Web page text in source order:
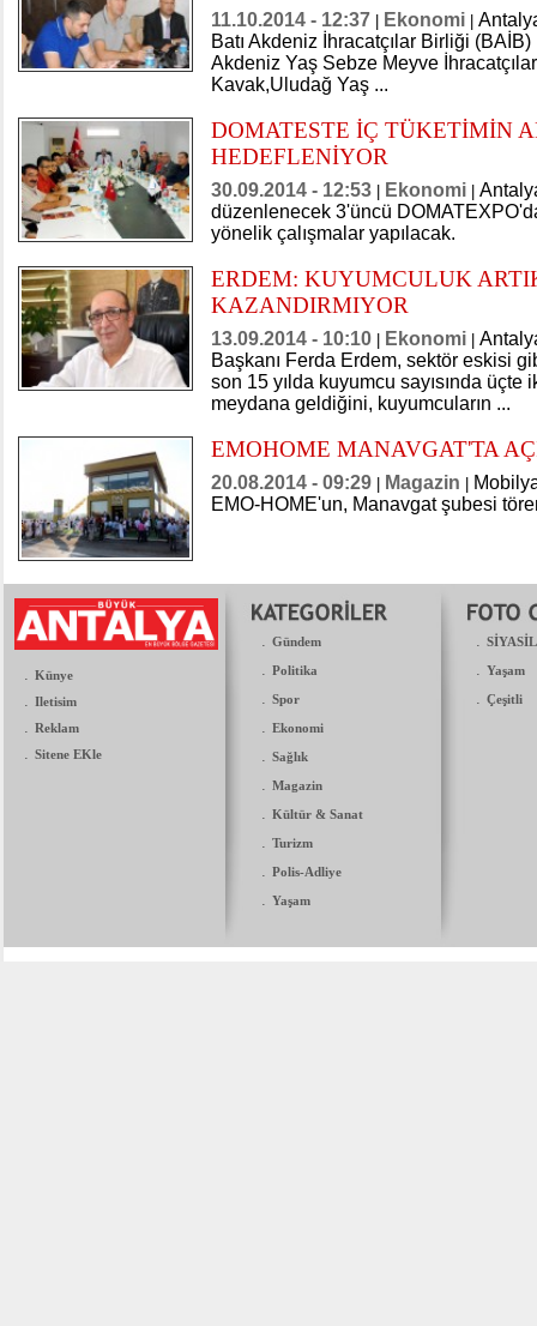
11.10.2014 - 12:37 Ekonomi
Batı Akdeniz İhracatçılar Birliği (BAİB)
Akdeniz Yaş Sebze Meyve
Kavak,Uludağ Yaş ...
DOMATESTE İÇ TÜKETİMİN
HEDEFLENİYOR
30.09.2014 - 12:53 Ekonomi
düzenlenecek 3'üncü
yönelik çalışmalar yapılacak.
ERDEM: KUYUMCULUK
KAZANDIRMIYOR
13.09.2014 - 10:10 Ekonomi
Başkanı Ferda Erdem, sektör eskisi
son 15 yılda kuyumcu sayısında üçte
meydana geldiğini, kuyumcuların ...
​EMOHOME MANAVGAT'TA
20.08.2014 - 09:29 Magazin
EMO-HOME'un, Manavgat şubesi
. Künye
. Iletisim
. Reklam
. Sitene EKle
. Gündem
. Politika
. Spor
. Ekonomi
. Sağlık
. Magazin
. Kültür & Sanat
. Turizm
. Polis-Adliye
. Yaşam
.
. Yaşam
. Çeşitli